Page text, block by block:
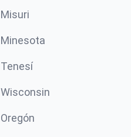
Misuri
Minesota
Tenesí
Wisconsin
Oregón